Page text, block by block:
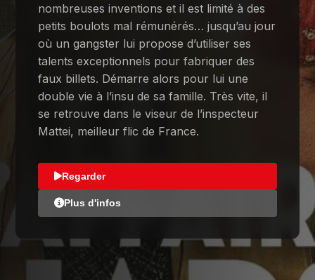
nombreuses inventions et il est limité à des
petits boulots mal rémunérés… jusqu’au jour
où un gangster lui propose d’utiliser ses
talents exceptionnels pour fabriquer des
faux billets. Démarre alors pour lui une
double vie à l’insu de sa famille. Très vite, il
se retrouve dans le viseur de l’inspecteur
Mattei, meilleur flic de France.
Regarder
Plus d'infos